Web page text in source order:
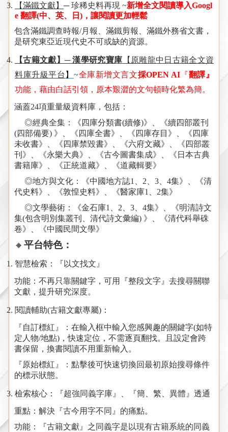
【滿鐵文獻】 ─ 珍稀史料再現 ~新增全文閱讀導入Googl
e 翻譯(中、英、日 ) ，讓閱讀更加輕鬆
包含滿鐵調查時報/月報、滿鐵剪報、滿鐵外務省文書，
是研究東亞近現代史不可或缺的資源。
【古籍文獻】─ 漢學研究寶庫 【原雕龍中日古籍全文資
料庫升級平台 】~全庫新增文言文採OPEN AI『翻譯』
功能，藉由白話引領，原本艱澀的文句頓時化繁為簡。
涵蓋24項重量級資料庫，包括：
◎經典全集：《四庫分類書(續修)》、《續四部叢刊
(四部備要) 》、《四庫全書》、《四庫存目》、《四庫
未收書》、《四庫禁毀書》、《六府文藏》、《四部叢
刊》、《永樂大典》、《古今圖書集成》
《日本古典
書籍庫》、《正統道藏》、《道藏輯要》
◎地方與文化：《中國地方誌1 2 3 4集》、《清
代史料》、《敦惶史料》、《醫家庫1 2集》
◎文學藝術：《金石庫1 2 3 4集》、《明清詩文
集(包含明別集叢刊、清代詩文彙編) 》、《清代科舉硃
卷》、《中國民間文學》
🔸 平台特色：
智慧檢索：『以文找文』
功能：不再只靠關鍵字，可用『整段文字』去搜尋關聯
文獻，提升研究深度。
閱讀輔助(古籍文獻專屬) ：
『自訂標紅』：在輸入框中輸入您感興趣的關鍵字(如特
定人物/地點) ，快速定位，不需逐頁翻找。且設定會跨
書保留，換書閱讀不用重新輸入。
『原始標紅』：點擊後可快速切換回最初原始搜尋條件
的標示狀態。
檢索核心：『超強同義字庫』、『簡、繁、異體』透通
重點：解決『古今用字不同』的痛點。
功能：『古籍文獻』之同義字是以現有古籍系統的同義